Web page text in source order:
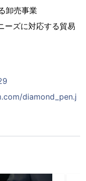
卸売事業
ーズに対応する貿易
diamond_pen.j